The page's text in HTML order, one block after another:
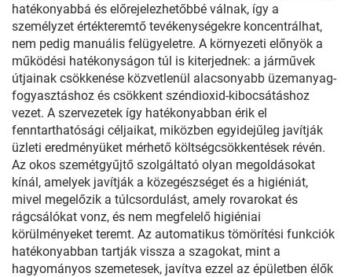
hatékonyabbá és előrejelezhetőbbé válnak, így a
személyzet értékteremtő tevékenységekre koncentrálhat,
nem pedig manuális felügyeletre. A környezeti előnyök a
működési hatékonyságon túl is kiterjednek: a járművek
útjainak csökkenése közvetlenül alacsonyabb üzemanyag-
fogyasztáshoz és csökkent széndioxid-kibocsátáshoz
vezet. A szervezetek így hatékonyabban érik el
fenntarthatósági céljaikat, miközben egyidejűleg javítják
üzleti eredményüket mérhető költségcsökkentések révén.
Az okos szemétgyűjtő szolgáltató olyan megoldásokat
kínál, amelyek javítják a közegészséget és a higiéniát,
mivel megelőzik a túlcsordulást, amely rovarokat és
rágcsálókat vonz, és nem megfelelő higiéniai
körülményeket teremt. Az automatikus tömörítési funkciók
hatékonyabban tartják vissza a szagokat, mint a
hagyományos szemetesek, javítva ezzel az épületben élők